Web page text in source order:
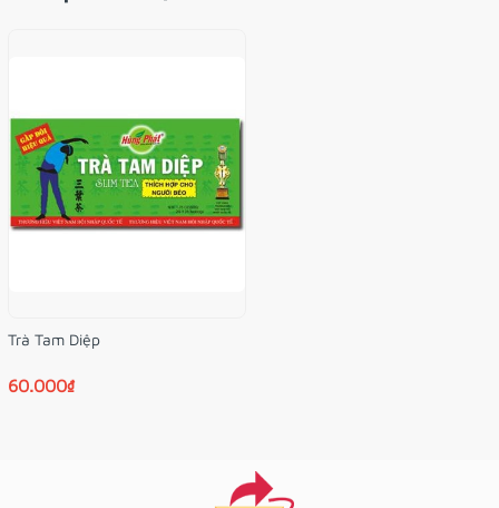
Trà Tam Diệp
60.000₫